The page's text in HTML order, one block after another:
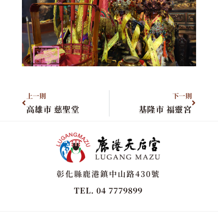
上一則
高雄市 慈聖堂
下一則
基隆市 福靈宮
彰化縣鹿港鎮中山路430號
TEL. 04 7779899